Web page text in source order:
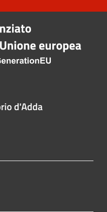
d'Adda